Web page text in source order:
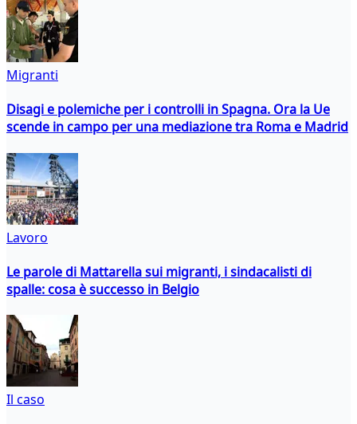
Migranti
Disagi e polemiche per i controlli in Spagna. Ora la Ue
scende in campo per una mediazione tra Roma e Madrid
Lavoro
Le parole di Mattarella sui migranti, i sindacalisti di
spalle: cosa è successo in Belgio
Il caso